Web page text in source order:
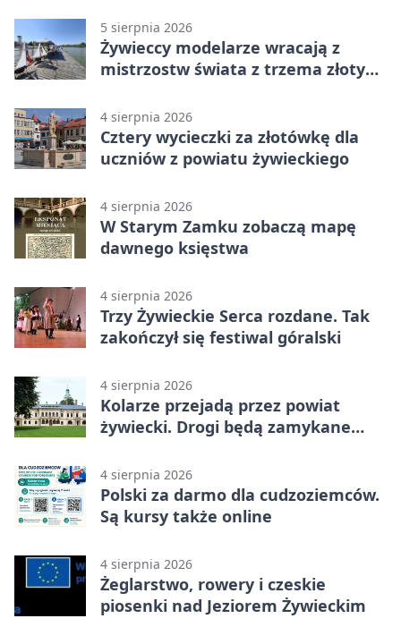
5 sierpnia 2026
Żywieccy modelarze wracają z
mistrzostw świata z trzema złotymi
4 sierpnia 2026
Cztery wycieczki za złotówkę dla
uczniów z powiatu żywieckiego
4 sierpnia 2026
W Starym Zamku zobaczą mapę
dawnego księstwa
4 sierpnia 2026
Trzy Żywieckie Serca rozdane. Tak
zakończył się festiwal góralski
4 sierpnia 2026
Kolarze przejadą przez powiat
żywiecki. Drogi będą zamykane
4 sierpnia 2026
Polski za darmo dla cudzoziemców.
Są kursy także online
4 sierpnia 2026
Żeglarstwo, rowery i czeskie
piosenki nad Jeziorem Żywieckim